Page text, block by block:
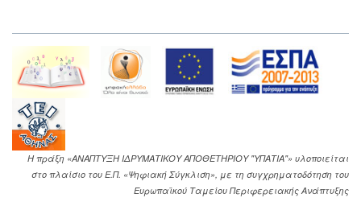
Η πράξη «ΑΝΑΠΤΥΞΗ ΙΔΡΥΜΑΤΙΚΟΥ ΑΠΟΘΕΤΗΡΙΟΥ "ΥΠΑΤΙΑ"» υλοποιείται
στο πλαίσιο του Ε.Π. «Ψηφιακή Σύγκλιση», με τη συγχρηματοδότηση του
Ευρωπαϊκού Ταμείου Περιφερειακής Ανάπτυξης